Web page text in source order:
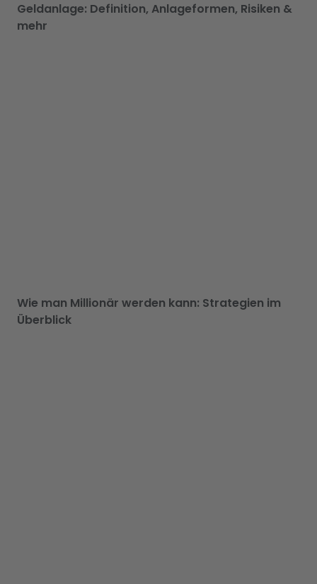
Geldanlage: Definition, Anlageformen, Risiken &
mehr
Wie man Millionär werden kann: Strategien im
Überblick